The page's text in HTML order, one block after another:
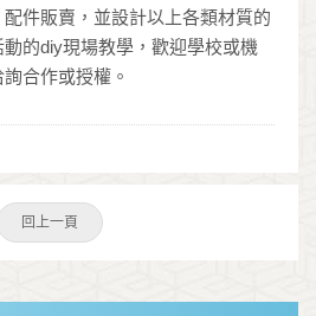
件販賣，並設計以上各類材質的
的diy現場教學，歡迎學校或機
合作或授權。
回上一頁